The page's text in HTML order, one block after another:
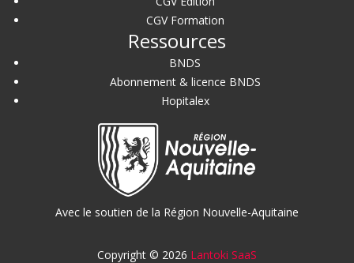
CGV Formation
Ressources
BNDS
Abonnement & licence BNDS
Hopitalex
Avec le soutien de la Région Nouvelle-Aquitaine
Copyright © 2026 Lantoki SaaS